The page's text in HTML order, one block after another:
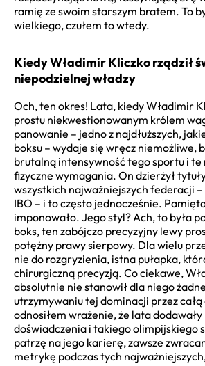
ramię ze swoim starszym bratem. To
wielkiego, czułem to wtedy.
Kiedy Władimir Kliczko rządził
niepodzielnej władzy
Och, ten okres! Lata, kiedy Władimir
prostu niekwestionowanym królem
panowanie – jedno z najdłuższych,
boksu – wydaje się wręcz niemożliwe,
brutalną intensywność tego sportu i
fizyczne wymagania. On dzierżył
wszystkich najważniejszych federacji –
IBO – i to często jednocześnie.
imponowało. Jego styl? Ach, to była
boks, ten zabójczo precyzyjny lewy
potężny prawy sierpowy. Dla wielu
nie do rozgryzienia, istna pułapka,
chirurgiczną precyzją. Co ciekawe,
absolutnie nie stanowił dla niego
utrzymywaniu tej dominacji przez
odnosiłem wrażenie, że lata
doświadczenia i takiego olimpijskiego
patrzę na jego karierę, zawsze
metrykę podczas tych